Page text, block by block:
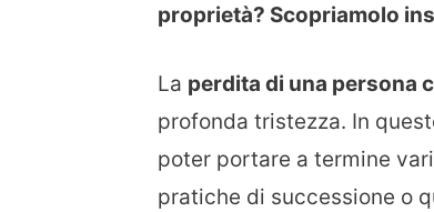
proprietà? Scopriamolo
La perdita di una persona
profonda tristezza. In
poter portare a termine vari
pratiche di successione o